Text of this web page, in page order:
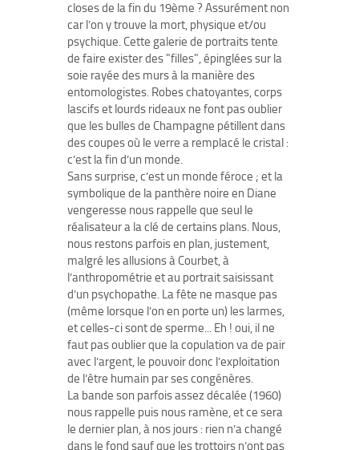
closes de la fin du 19ème ? Assurément non
car l’on y trouve la mort, physique et/ou
psychique. Cette galerie de portraits tente
de faire exister des "filles", épinglées sur la
soie rayée des murs à la manière des
entomologistes. Robes chatoyantes, corps
lascifs et lourds rideaux ne font pas oublier
que les bulles de Champagne pétillent dans
des coupes où le verre a remplacé le cristal :
c’est la fin d’un monde.
Sans surprise, c’est un monde féroce ; et la
symbolique de la panthère noire en Diane
vengeresse nous rappelle que seul le
réalisateur a la clé de certains plans. Nous,
nous restons parfois en plan, justement,
malgré les allusions à Courbet, à
l’anthropométrie et au portrait saisissant
d’un psychopathe. La fête ne masque pas
(même lorsque l’on en porte un) les larmes,
et celles-ci sont de sperme... Eh ! oui, il ne
faut pas oublier que la copulation va de pair
avec l’argent, le pouvoir donc l’exploitation
de l’être humain par ses congénères.
La bande son parfois assez décalée (1960)
nous rappelle puis nous ramène, et ce sera
le dernier plan, à nos jours : rien n’a changé
dans le fond sauf que les trottoirs n’ont pas